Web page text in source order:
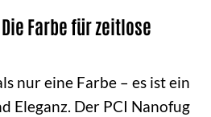
Farbe für zeitlose
nur eine Farbe – es ist ein
Eleganz. Der PCI Nanofug